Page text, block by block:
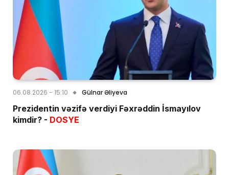
06.08.2026 - 15:10 Gülnar Əliyeva
Prezidentin vəzifə verdiyi Fəxrəddin İsmayılov
kimdir? - DOSYE